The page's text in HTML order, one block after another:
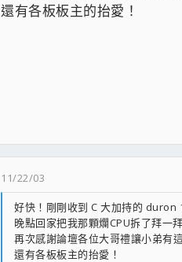
還有各板板主的抬愛！
11/22/03
好快！剛剛收到 C 大加持的 duron
晚點回家把我那顆爛CPU拆了拜一
再次感謝論壇各位大哥禮讓小弟有
還有各板板主的抬愛！